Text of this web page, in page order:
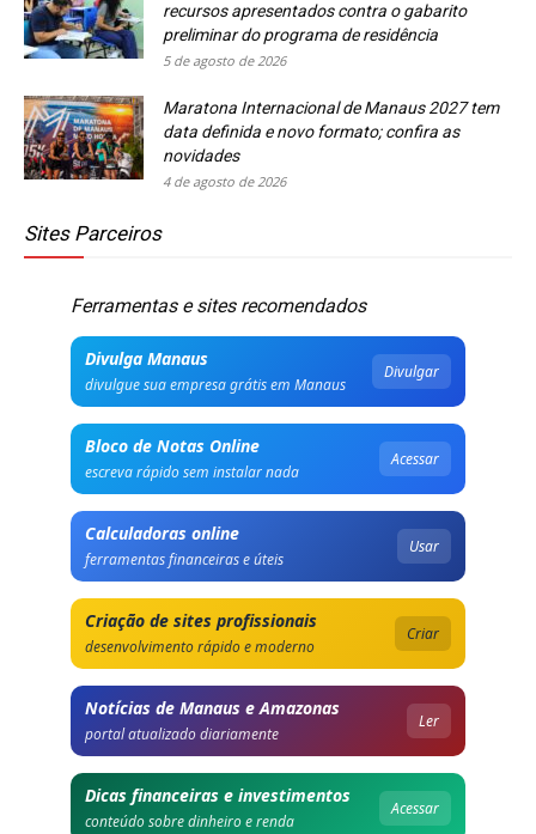
recursos apresentados contra o gabarito
preliminar do programa de residência
5 de agosto de 2026
Maratona Internacional de Manaus 2027 tem
data definida e novo formato; confira as
novidades
4 de agosto de 2026
Sites Parceiros
Ferramentas e sites recomendados
Divulga Manaus
divulgue sua empresa grátis em Manaus
Divulgar
Bloco de Notas Online
escreva rápido sem instalar nada
Acessar
Calculadoras online
ferramentas financeiras e úteis
Usar
Criação de sites profissionais
desenvolvimento rápido e moderno
Criar
Notícias de Manaus e Amazonas
portal atualizado diariamente
Ler
Dicas financeiras e investimentos
conteúdo sobre dinheiro e renda
Acessar